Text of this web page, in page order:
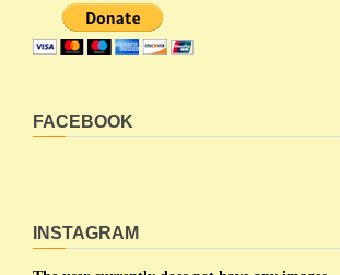
FACEBOOK
INSTAGRAM